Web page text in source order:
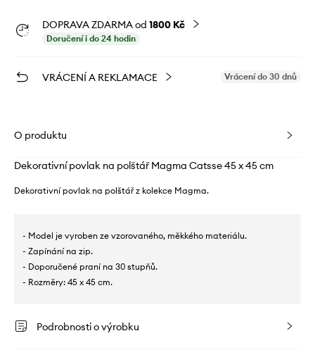
DOPRAVA ZDARMA od 1800 Kč
Doručení i do 24 hodin
VRÁCENÍ A REKLAMACE Vrácení do 30 dnů
O produktu
Dekorativní povlak na polštář Magma Catsse 45 x 45 cm
Dekorativní povlak na polštář z kolekce Magma.
- Model je vyroben ze vzorovaného, ​​měkkého materiálu.
- Zapínání na zip.
- Doporučené praní na 30 stupňů.
- Rozměry: 45 x 45 cm.
Podrobnosti o výrobku